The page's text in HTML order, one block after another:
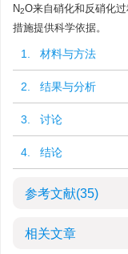
N2O来自硝化和反硝化
措施提供科学依据。
1. 材料与方法
2. 结果与分析
3. 讨论
4. 结论
参考文献(35)
相关文章